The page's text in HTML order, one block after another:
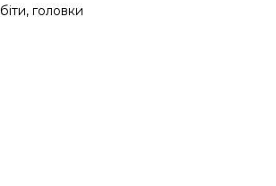
біти, головки